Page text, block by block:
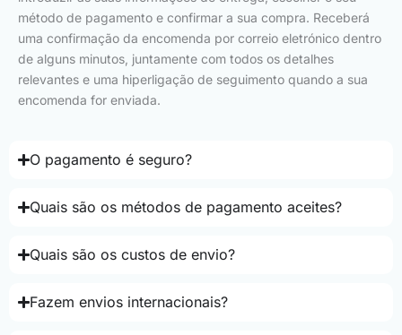
método de pagamento e confirmar a sua compra. Receberá
uma confirmação da encomenda por correio eletrónico dentro
de alguns minutos, juntamente com todos os detalhes
relevantes e uma hiperligação de seguimento quando a sua
encomenda for enviada.
O pagamento é seguro?
Quais são os métodos de pagamento aceites?
Quais são os custos de envio?
Fazem envios internacionais?